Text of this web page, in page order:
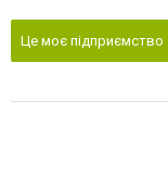
Це моє підприємство